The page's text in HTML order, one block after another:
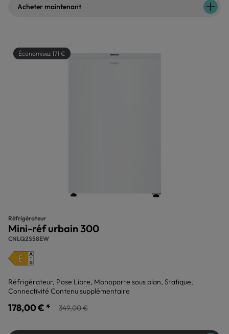
Acheter maintenant
Économisez 171 €
Réfrigérateur
Mini-réf urbain 300
CNLQ2S58EW
Réfrigérateur, Pose Libre, Monoporte sous plan, Statique,
Connectivité Contenu supplémentaire
178,00 € * 349,00 €